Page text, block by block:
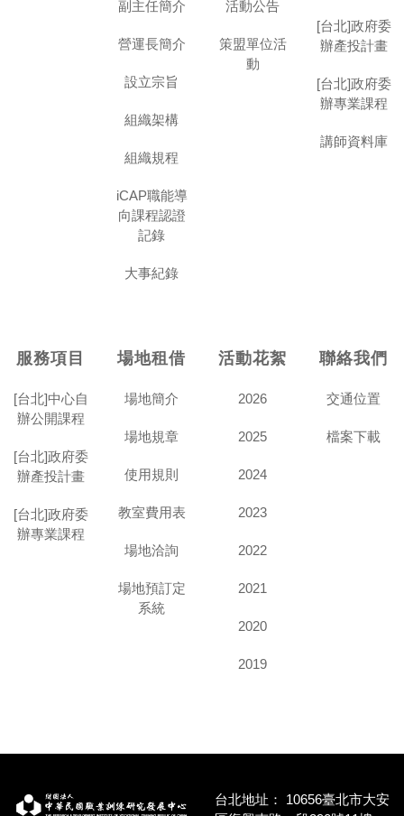
副主任簡介
營運長簡介
設立宗旨
組織架構
組織規程
iCAP職能導
向課程認證
記錄
大事紀錄
活動公告
策盟單位活
動
[台北]政府委
辦產投計畫
[台北]政府委
辦專業課程
講師資料庫
服務項目
[台北]中心自
辦公開課程
[台北]政府委
辦產投計畫
[台北]政府委
辦專業課程
場地租借
場地簡介
場地規章
使用規則
教室費用表
場地洽詢
場地預訂定
系統
活動花絮
2026
2025
2024
2023
2022
2021
2020
2019
聯絡我們
交通位置
檔案下載
台北地址：
10656臺北市大安